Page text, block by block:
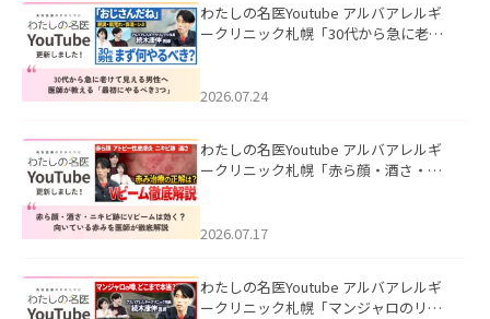
わたしの名医Youtube アルバアレルギ
ークリニック札幌「30代から急に老け
た。
2026.07.24
わたしの名医Youtube アルバアレルギ
ークリニック札幌「赤ら顔・酒さ・ニ
した。
2026.07.17
わたしの名医Youtube アルバアレルギ
ークリニック札幌「マンジャロのリア